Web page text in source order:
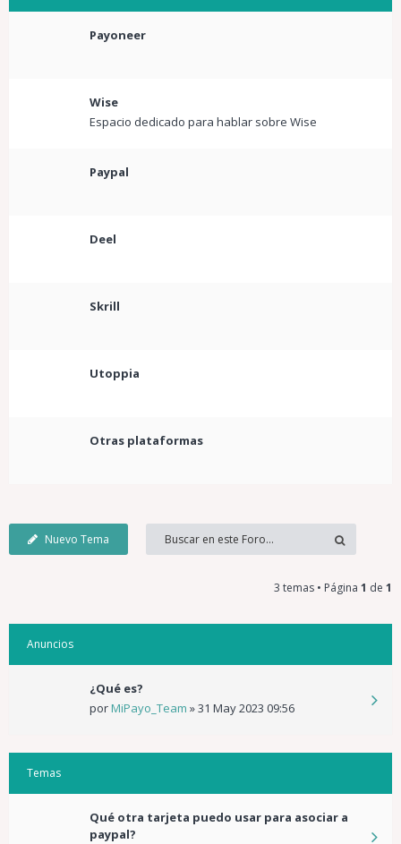
Payoneer
Wise
Espacio dedicado para hablar sobre Wise
Paypal
Deel
Skrill
Utoppia
Otras plataformas
Nuevo Tema
3 temas • Página 1 de 1
Anuncios
¿Qué es?
porMiPayo_Team »31 May 2023 09:56
Temas
Qué otra tarjeta puedo usar para asociar a
paypal?